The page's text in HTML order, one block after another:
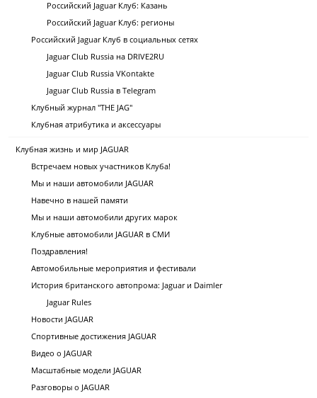
Российский Jaguar Клуб: Казань
Российский Jaguar Клуб: регионы
Российский Jaguar Клуб в социальных сетях
Jaguar Club Russia на DRIVE2RU
Jaguar Club Russia VKontakte
Jaguar Club Russia в Telegram
Клубный журнал "THE JAG"
Клубная атрибутика и аксессуары
Клубная жизнь и мир JAGUAR
Встречаем новых участников Клуба!
Мы и наши автомобили JAGUAR
Навечно в нашей памяти
Мы и наши автомобили других марок
Клубные автомобили JAGUAR в СМИ
Поздравления!
Автомобильные мероприятия и фестивали
История британского автопрома: Jaguar и Daimler
Jaguar Rules
Новости JAGUAR
Спортивные достижения JAGUAR
Видео о JAGUAR
Масштабные модели JAGUAR
Разговоры о JAGUAR